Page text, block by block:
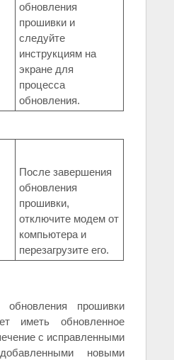
обновления
прошивки и
следуйте
инструкциям на
экране для
процесса
обновления.
После завершения
обновления
прошивки,
отключите модем от
компьютера и
перезагрузите его.
обновления прошивки
иметь обновленное
с исправленными
новыми